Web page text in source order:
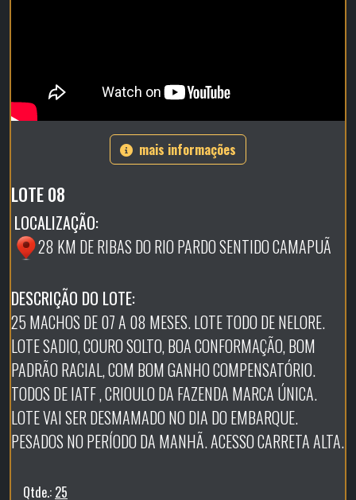
mais informações
LOTE 08
LOCALIZAÇÃO:
28 KM DE RIBAS DO RIO PARDO SENTIDO CAMAPUÃ
DESCRIÇÃO DO LOTE:
25 MACHOS DE 07 A 08 MESES. LOTE TODO DE NELORE.
LOTE SADIO, COURO SOLTO, BOA CONFORMAÇÃO, BOM
PADRÃO RACIAL, COM BOM GANHO COMPENSATÓRIO.
TODOS DE IATF , CRIOULO DA FAZENDA MARCA ÚNICA.
LOTE VAI SER DESMAMADO NO DIA DO EMBARQUE.
PESADOS NO PERÍODO DA MANHÃ. ACESSO CARRETA ALTA.
Qtde.: 25